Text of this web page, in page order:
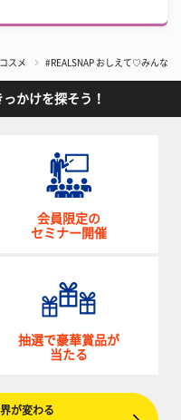
スメ #REALSNAP おしえて♡みんな
かけを探そう！
会員限定の
セミナー開催
抽選で豪華賞品が
当たる
が変わる